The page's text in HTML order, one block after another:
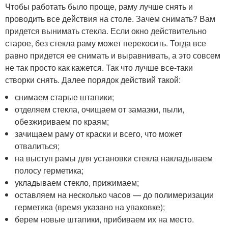
Чтобы работать было проще, раму лучше снять и
проводить все действия на столе. Зачем снимать? Вам
придется вынимать стекла. Если окно действительно
старое, без стекла раму может перекосить. Тогда все
равно придется ее снимать и выравнивать, а это совсем
не так просто как кажется. Так что лучше все-таки
створки снять. Далее порядок действий такой:
снимаем старые штапики;
отделяем стекла, очищаем от замазки, пыли,
обезжириваем по краям;
зачищаем раму от краски и всего, что может
отвалиться;
на выступ рамы для установки стекла накладываем
полосу герметика;
укладываем стекло, прижимаем;
оставляем на несколько часов — до полимеризации
герметика (время указано на упаковке);
берем новые штапики, прибиваем их на место.